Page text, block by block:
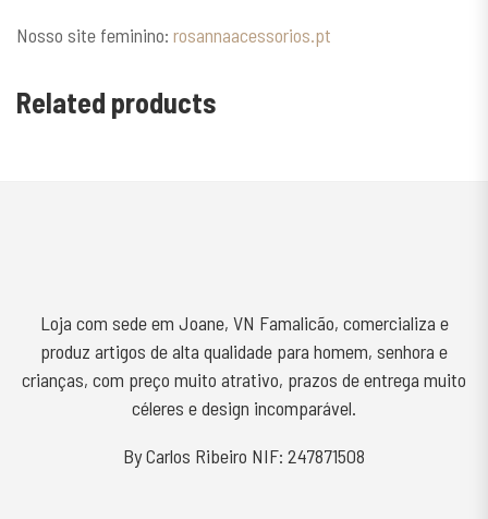
Nosso site feminino: rosannaacessorios.pt
Related products
Loja com sede em Joane, VN Famalicão, comercializa e
produz artigos de alta qualidade para homem, senhora e
crianças, com preço muito atrativo, prazos de entrega muito
céleres e design incomparável.
By Carlos Ribeiro NIF: 247871508